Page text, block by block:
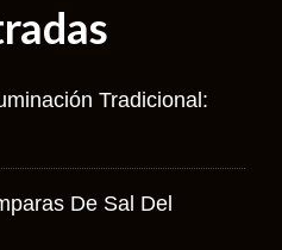
Tradicional:
De Sal Del